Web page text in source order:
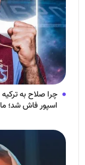
چرا صلاح به